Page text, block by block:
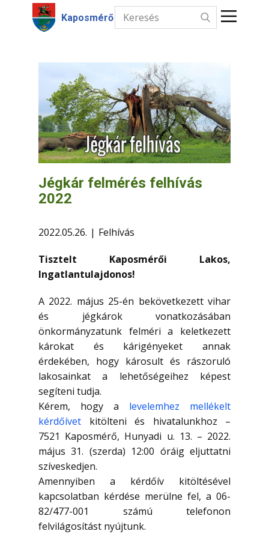
Kaposmérő
Hírek
Intézmények
Információk
Jégkár felmérés felhívás
2022
2022.05.26. Felhívás
Tisztelt Kaposmérői Lakos,
Ingatlantulajdonos!
A 2022. május 25-én bekövetkezett vihar
és jégkárok vonatkozásában
önkormányzatunk felméri a keletkezett
károkat és kárigényeket annak
érdekében, hogy károsult és rászoruló
lakosainkat a lehetőségeihez képest
segíteni tudja.
Kérem, hogy a levelemhez mellékelt
kérdőívet kitölteni és hivatalunkhoz –
7521 Kaposmérő, Hunyadi u. 13. – 2022.
május 31. (szerda) 12:00 óráig eljuttatni
szíveskedjen.
Amennyiben a kérdőív kitöltésével
kapcsolatban kérdése merülne fel, a 06-
82/477-001 számú telefonon
felvilágosítást nyújtunk.